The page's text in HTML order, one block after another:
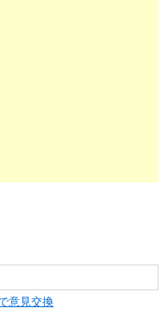
意見交換